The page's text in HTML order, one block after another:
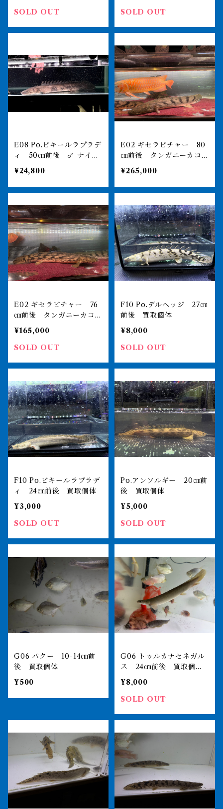
SOLD OUT
SOLD OUT
E08 Po.ビキールラプラデ
ィ 50㎝前後 ♂ ナイジ
ェリア 薬浴完了済
¥24,800
E02 ギセラビチャー 80
㎝前後 タンガニーカコン
ギクス 買取個体
¥265,000
E02 ギセラビチャー 76
㎝前後 タンガニーカコン
ギクス 買取個体
¥165,000
SOLD OUT
F10 Po.デルヘッジ 27㎝
前後 買取個体
¥8,000
SOLD OUT
F10 Po.ビキールラプラデ
ィ 24㎝前後 買取個体
¥3,000
SOLD OUT
Po.アンソルギー 20㎝前
後 買取個体
¥5,000
SOLD OUT
G06 パクー 10-14㎝前
後 買取個体
¥500
G06 トゥルカナセネガル
ス 24㎝前後 買取個
体 右目難あり
¥8,000
SOLD OUT